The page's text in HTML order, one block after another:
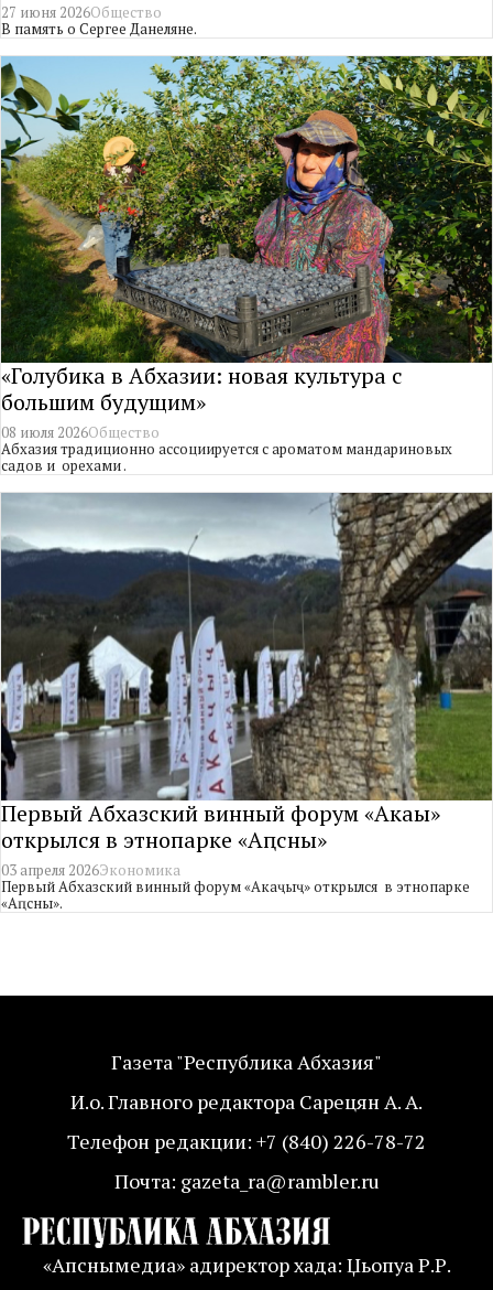
27 июня 2026Общество
В память о Сергее Данеляне.
«Голубика в Абхазии: новая культура с
большим будущим»
08 июля 2026Общество
Абхазия традиционно ассоциируется с ароматом мандариновых
садов и орехами .
Первый Абхазский винный форум «Акаҷыҷ»
открылся в этнопарке «Аԥсны»
03 апреля 2026Экономика
Первый Абхазский винный форум «Акаҷыҷ» открылся в этнопарке
«Аԥсны».
Газета "Республика Абхазия"
И.о. Главного редактора Сарецян А. А.
Телефон редакции: +7 (840) 226-78-72
Почта: gazeta_ra@rambler.ru
«Апснымедиа» адиректор хада: Џьопуа Р.Р.